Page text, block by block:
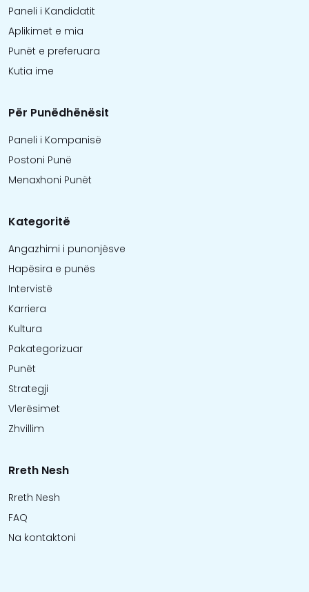
Paneli i Kandidatit
Aplikimet e mia
Punët e preferuara
Kutia ime
Për Punëdhënësit
Paneli i Kompanisë
Postoni Punë
Menaxhoni Punët
Kategoritë
Angazhimi i punonjësve
Hapësira e punës
Intervistë
Karriera
Kultura
Pakategorizuar
Punët
Strategji
Vlerësimet
Zhvillim
Rreth Nesh
Rreth Nesh
FAQ
Na kontaktoni